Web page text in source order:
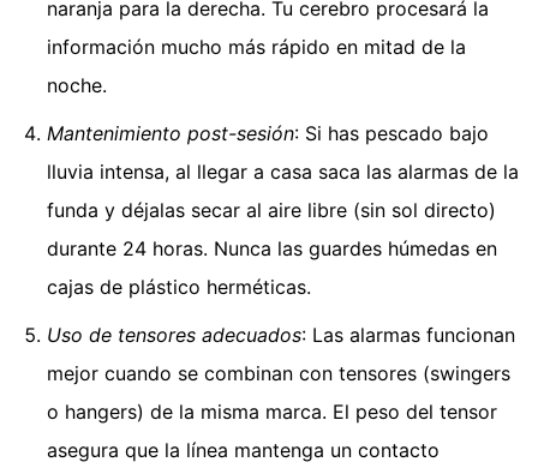
naranja para la derecha. Tu cerebro procesará la
información mucho más rápido en mitad de la
noche.
Mantenimiento post-sesión: Si has pescado bajo
lluvia intensa, al llegar a casa saca las alarmas de la
funda y déjalas secar al aire libre (sin sol directo)
durante 24 horas. Nunca las guardes húmedas en
cajas de plástico herméticas.
Uso de tensores adecuados: Las alarmas funcionan
mejor cuando se combinan con tensores (swingers
o hangers) de la misma marca. El peso del tensor
asegura que la línea mantenga un contacto